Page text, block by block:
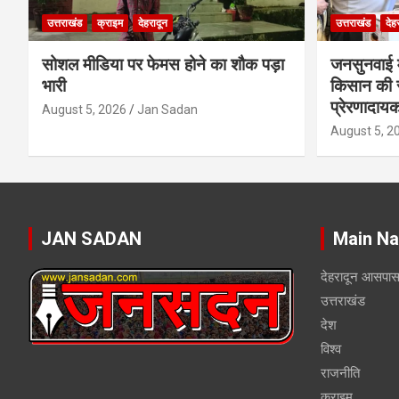
उत्तराखंड क्राइम देहरादून
सोशल मीडिया पर फेमस होने का शौक पड़ा
भारी
August 5, 2026 Jan Sadan
उत्तराखंड
जनसुनवाई
किसान की
August 5,
JAN SADAN Main
देहरादून आसपास
उत्तराखंड
देश
विश्व
राजनीति